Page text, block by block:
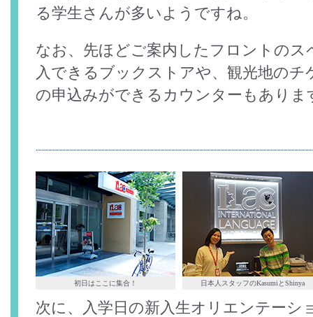
る学生さんが多いようですね。
なお、先ほどご案内したフロントのス
入できるブックストアや、観光地のチ
の申込みができるカウンターもありま
初日はここに集合！ 日本人スタッフのKasumiとShinya
次に、入学日の新入生オリエンテーシ